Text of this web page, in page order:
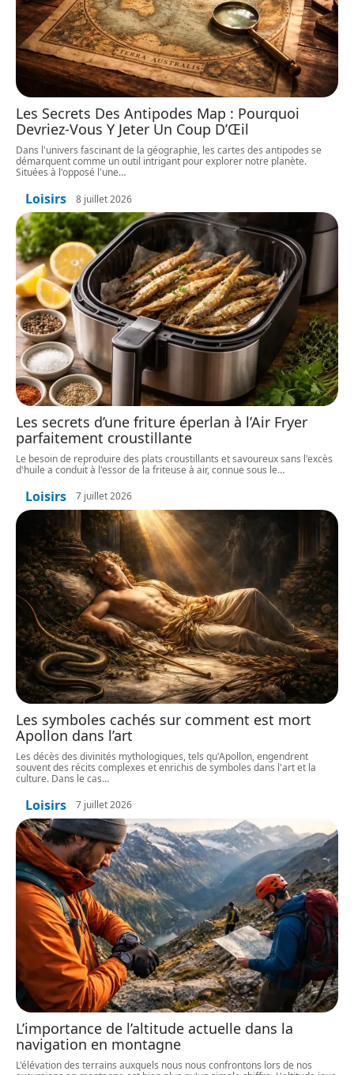
Les Secrets Des Antipodes Map : Pourquoi
Devriez-Vous Y Jeter Un Coup D’Œil
Dans l'univers fascinant de la géographie, les cartes des antipodes se
démarquent comme un outil intrigant pour explorer notre planète.
Situées à l'opposé l'une…
Loisirs 8 juillet 2026
Les secrets d’une friture éperlan à l’Air Fryer
parfaitement croustillante
Le besoin de reproduire des plats croustillants et savoureux sans l'excès
d'huile a conduit à l'essor de la friteuse à air, connue sous le…
Loisirs 7 juillet 2026
Les symboles cachés sur comment est mort
Apollon dans l’art
Les décès des divinités mythologiques, tels qu'Apollon, engendrent
souvent des récits complexes et enrichis de symboles dans l'art et la
culture. Dans le cas…
Loisirs 7 juillet 2026
L’importance de l’altitude actuelle dans la
navigation en montagne
L'élévation des terrains auxquels nous nous confrontons lors de nos